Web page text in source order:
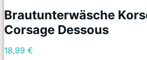
Brautunterwäsche
Corsage Dessous
18,99 €